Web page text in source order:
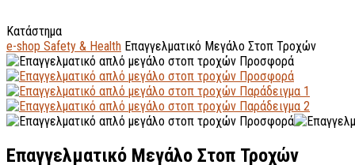
Κατάστημα
e-shop Safety & Health Επαγγελματικό Μεγάλο Στοπ Τροχών
Επαγγελματικό Μεγάλο Στοπ Τροχών